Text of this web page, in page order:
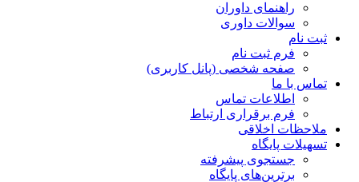
راهنمای داوران
سوالات داوری
ثبت نام
فرم ثبت نام
صفحه شخصی (پانل کاربری)
تماس با ما
اطلاعات تماس
فرم برقراری ارتباط
ملاحظات اخلاقی
تسهیلات پایگاه
جستجوی پیشرفته
برترین‌های پایگاه